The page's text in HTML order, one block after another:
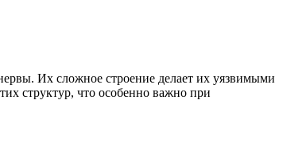
Их сложное строение делает их уязвимыми
структур, что особенно важно при